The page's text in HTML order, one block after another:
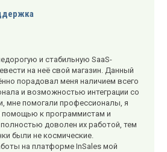
и стабильную SааS-
на неё свой магазин. Данный
порадовал меня наличием всего
и возможностью интеграции со
мне помогали профессионалы, я
помощью к программистам и
доволен их работой, тем
были не космические.
на платформе InSales мой